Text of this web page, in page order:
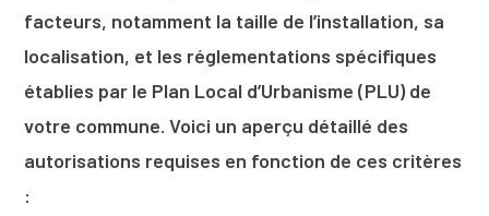
facteurs, notamment la taille de l’installation, sa
localisation, et les réglementations spécifiques
établies par le Plan Local d’Urbanisme (PLU) de
votre commune. Voici un aperçu détaillé des
autorisations requises en fonction de ces critères
: